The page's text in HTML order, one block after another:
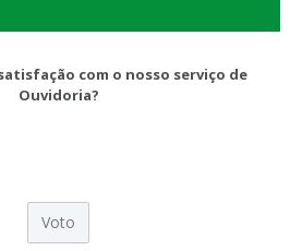
com o nosso serviço de
Ouvidoria?